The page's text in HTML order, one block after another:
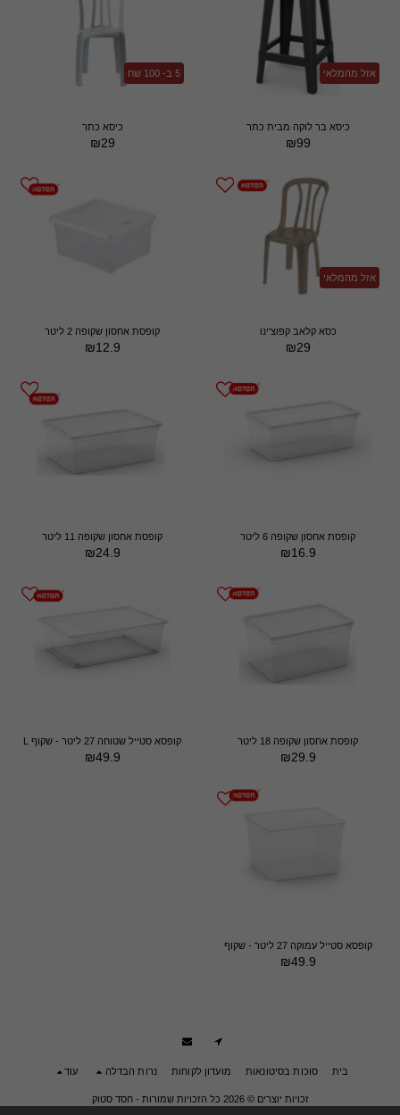
אזל מהמלאי
כיסא בר לוקה מבית כתר
₪99
5 ב- 100 שח
כיסא כתר
₪29
אזל מהמלאי
כסא קלאב קפוצ'ינו
₪29
קופסת אחסון שקופה 2 ליטר
₪12.9
קופסת אחסון שקופה 6 ליטר
₪16.9
קופסת אחסון שקופה 11 ליטר
₪24.9
קופסת אחסון שקופה 18 ליטר
₪29.9
קופסא סטייל שטוחה 27 ליטר - שקוף L
₪49.9
קופסא סטייל עמוקה 27 ליטר - שקוף
₪49.9
בית סוכות בסיטונאות מועדון לקוחות נרות הבדלה עוד
זכויות יוצרים © 2026 כל הזכויות שמורות -
חסד סטוק